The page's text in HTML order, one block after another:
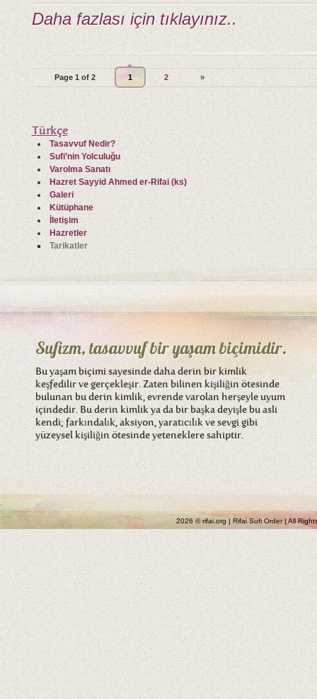
Daha fazlası için tıklayınız..
Page 1 of 2 1 2 »
Türkçe
Tasavvuf Nedir?
Sufi’nin Yolculuğu
Varolma Sanatı
Hazret Sayyid Ahmed er-Rifai (ks)
Galeri
Kütüphane
İletişim
Hazretler
Tarikatler
Sufizm, tasavvuf bir yaşam biçimidir.
Bu yaşam biçimi sayesinde daha derin bir kimlik
keşfedilir ve gerçekleşir. Zaten bilinen kişiliğin ötesinde
bulunan bu derin kimlik, evrende varolan herşeyle uyum
içindedir. Bu derin kimlik ya da bir başka deyişle bu asli
kendi; farkındalık, aksiyon, yaratıcılık ve sevgi gibi
yüzeysel kişiliğin ötesinde yeteneklere sahiptir.
2026 © rifai.org | Rifai Sufi Order | All